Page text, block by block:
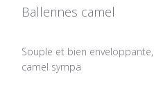
Ballerines camel
Souple et bien
camel sympa